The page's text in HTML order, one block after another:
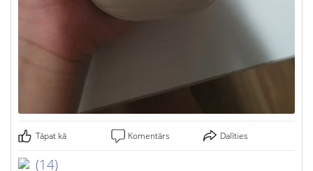
Tāpat kā Komentārs Dalīties
(14)